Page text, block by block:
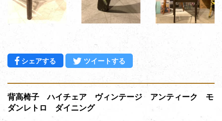
シェアする Facebookでシェアする
ツイートする Twitterに投稿する
背高椅子 ハイチェア ヴィンテージ アンティーク モ
ダンレトロ ダイニング